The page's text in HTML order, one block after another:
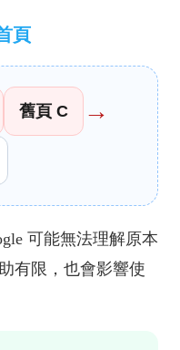
頁
舊頁 C →
可能無法理解原本
有限，也會影響使